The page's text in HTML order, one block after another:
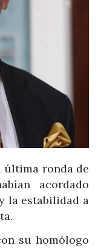
última ronda de
acordado
la estabilidad a
su homólogo